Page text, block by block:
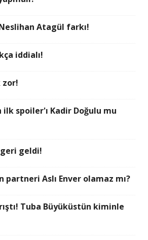
Atagül farkı!
iddialı!
zor!
ilk spoiler'ı Kadir Doğulu mu
geldi!
partneri Aslı Enver olamaz mı?
Tuba Büyüküstün kiminle